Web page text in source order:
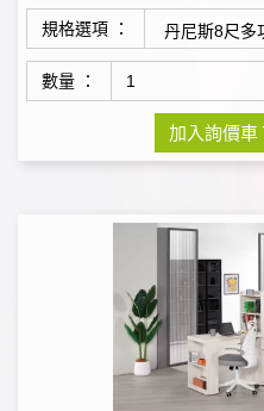
規格選項 ：
數量 ：
加入詢價車